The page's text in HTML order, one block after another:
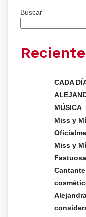
Buscar
CADA
MÚSICA
Miss y
Miss y